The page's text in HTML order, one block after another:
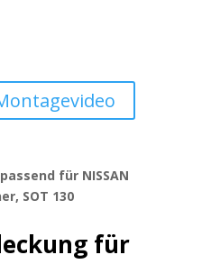
für NISSAN
SOT 130
für